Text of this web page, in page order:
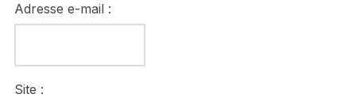
Adresse e-mail :
Site :